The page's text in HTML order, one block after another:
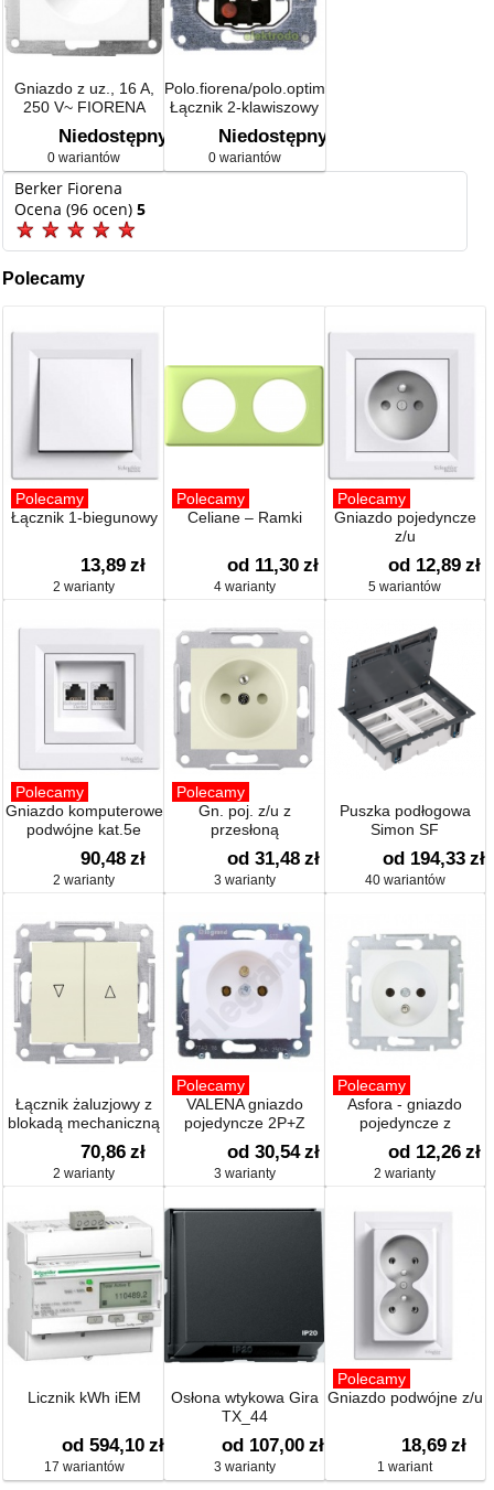
Gniazdo z uz., 16 A,
250 V~ FIORENA
Niedostępny
0 wariantów
Polo.fiorena/polo.optima
Łącznik 2-klawiszowy
świecznikowy
(seryjny), mechanizm,
samozaciski
Niedostępny
0 wariantów
Berker Fiorena
Ocena (96 ocen)5
Polecamy
Polecamy
Łącznik 1-biegunowy
13,89 zł
2 warianty
Polecamy
Celiane – Ramki
od 11,30 zł
4 warianty
Polecamy
Gniazdo pojedyncze
z/u
od 12,89 zł
5 wariantów
Polecamy
Gniazdo komputerowe
podwójne kat.5e
90,48 zł
2 warianty
Polecamy
Gn. poj. z/u z
przesłoną
od 31,48 zł
3 warianty
Puszka podłogowa
Simon SF
od 194,33 zł
40 wariantów
Łącznik żaluzjowy z
blokadą mechaniczną
70,86 zł
2 warianty
Polecamy
VALENA gniazdo
pojedyncze 2P+Z
od 30,54 zł
3 warianty
Polecamy
Asfora - gniazdo
pojedyncze z
uziemieniem
od 12,26 zł
2 warianty
Licznik kWh iEM
od 594,10 zł
17 wariantów
Osłona wtykowa Gira
TX_44
od 107,00 zł
3 warianty
Polecamy
Gniazdo podwójne z/u
18,69 zł
1 wariant